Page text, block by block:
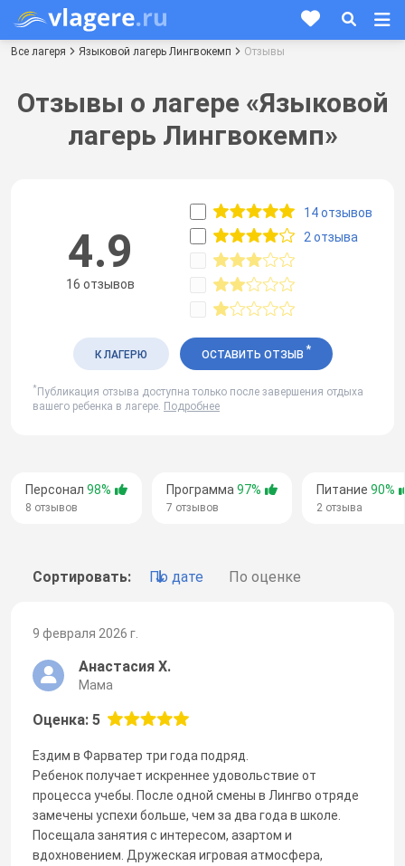
Все лагеря Языковой лагерь Лингвокемп Отзывы
Отзывы о лагере «Языковой
лагерь Лингвокемп»
Персонал 98%
8 отзывов
Программа 97%
7 отзывов
Питание 90%
2 отзыва
Сортировать: По дате По оценке
9 февраля 2026 г.
Анастасия Х.
Мама
Оценка: 5
Ездим в Фарватер три года подряд.
Ребенок получает искреннее удовольствие от
процесса учебы. После одной смены в Лингво отряде
замечены успехи больше, чем за два года в школе.
Посещала занятия с интересом, азартом и
вдохновением. Дружеская игровая атмосфера,
4.9
16 отзывов
14 отзывов
2 отзыва
К ЛАГЕРЮ ОСТАВИТЬ ОТЗЫВ *
* Публикация отзыва доступна только после завершения отдыха
вашего ребенка в лагере. Подробнее